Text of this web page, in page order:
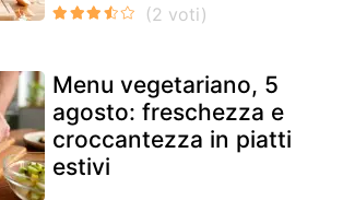
Menu vegetariano, 5
agosto: freschezza e
croccantezza in piatti
estivi